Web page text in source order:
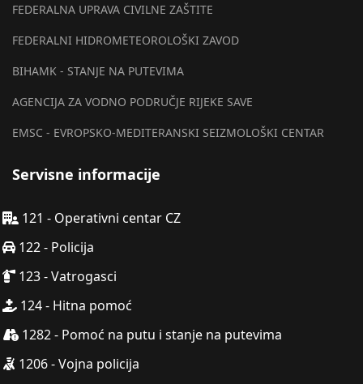
FEDERALNA UPRAVA CIVILNE ZAŠTITE
FEDERALNI HIDROMETEOROLOŠKI ZAVOD
BIHAMK - STANJE NA PUTEVIMA
AGENCIJA ZA VODNO PODRUČJE RIJEKE SAVE
EMSC - EVROPSKO-MEDITERANSKI SEIZMOLOŠKI CENTAR
Servisne informacije
121 - Operativni centar CZ
122 - Policija
123 - Vatrogasci
124 - Hitna pomoć
1282 - Pomoć na putu i stanje na putevima
1206 - Vojna policija